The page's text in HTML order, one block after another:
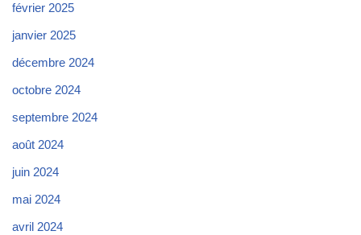
février 2025
janvier 2025
décembre 2024
octobre 2024
septembre 2024
août 2024
juin 2024
mai 2024
avril 2024